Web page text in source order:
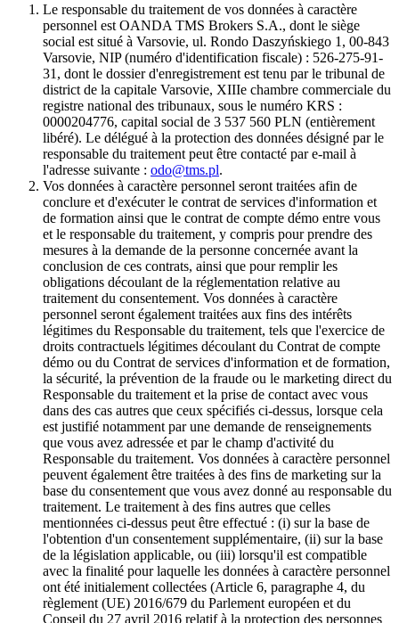
Le responsable du traitement de vos données à caractère
personnel est OANDA TMS Brokers S.A., dont le siège
social est situé à Varsovie, ul. Rondo Daszyńskiego 1, 00-843
Varsovie, NIP (numéro d'identification fiscale) : 526-275-91-
31, dont le dossier d'enregistrement est tenu par le tribunal de
district de la capitale Varsovie, XIIIe chambre commerciale du
registre national des tribunaux, sous le numéro KRS :
0000204776, capital social de 3 537 560 PLN (entièrement
libéré). Le délégué à la protection des données désigné par le
responsable du traitement peut être contacté par e-mail à
l'adresse suivante : odo@tms.pl.
Vos données à caractère personnel seront traitées afin de
conclure et d'exécuter le contrat de services d'information et
de formation ainsi que le contrat de compte démo entre vous
et le responsable du traitement, y compris pour prendre des
mesures à la demande de la personne concernée avant la
conclusion de ces contrats, ainsi que pour remplir les
obligations découlant de la réglementation relative au
traitement du consentement. Vos données à caractère
personnel seront également traitées aux fins des intérêts
légitimes du Responsable du traitement, tels que l'exercice de
droits contractuels légitimes découlant du Contrat de compte
démo ou du Contrat de services d'information et de formation,
la sécurité, la prévention de la fraude ou le marketing direct du
Responsable du traitement et la prise de contact avec vous
dans des cas autres que ceux spécifiés ci-dessus, lorsque cela
est justifié notamment par une demande de renseignements
que vous avez adressée et par le champ d'activité du
Responsable du traitement. Vos données à caractère personnel
peuvent également être traitées à des fins de marketing sur la
base du consentement que vous avez donné au responsable du
traitement. Le traitement à des fins autres que celles
mentionnées ci-dessus peut être effectué : (i) sur la base de
l'obtention d'un consentement supplémentaire, (ii) sur la base
de la législation applicable, ou (iii) lorsqu'il est compatible
avec la finalité pour laquelle les données à caractère personnel
ont été initialement collectées (Article 6, paragraphe 4, du
règlement (UE) 2016/679 du Parlement européen et du
Conseil du 27 avril 2016 relatif à la protection des personnes